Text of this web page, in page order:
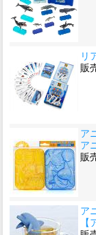
リ
販
ア
ア
販
ア